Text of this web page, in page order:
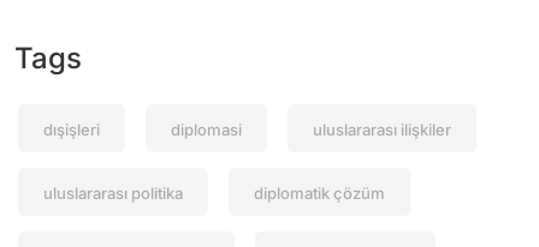
Tags
dışişleri diplomasi uluslararası ilişkiler
uluslararası politika diplomatik çözüm